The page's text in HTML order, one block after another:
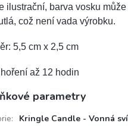
ilustrační, barva vosku může
což není vada výrobku.
5,5 cm x 2,5 cm
až 12 hodin
parametry
:
Kringle Candle - Vonná